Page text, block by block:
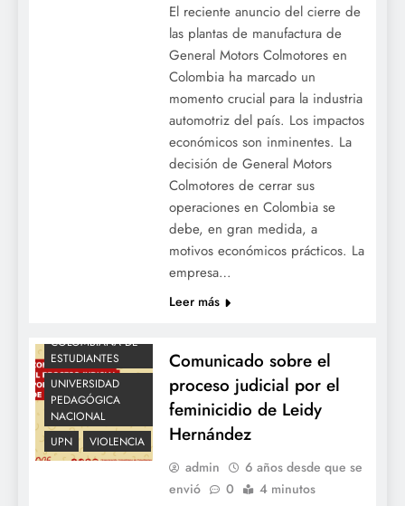
El reciente anuncio del cierre de
las plantas de manufactura de
General Motors Colmotores en
Colombia ha marcado un
momento crucial para la industria
automotriz del país. Los impactos
económicos son inminentes. La
decisión de General Motors
Colmotores de cerrar sus
operaciones en Colombia se
debe, en gran medida, a
motivos económicos prácticos. La
empresa…
Leer más
COLOMBIANA DE
ESTUDIANTES
UNIVERSIDAD
PEDAGÓGICA
NACIONAL
UPN
VIOLENCIA
Comunicado sobre el
proceso judicial por el
feminicidio de Leidy
Hernández
admin
6 años desde que se
envió
0 4 minutos